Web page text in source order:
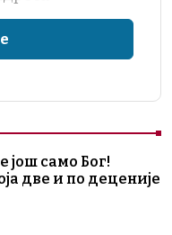
још само Бог!
две и по деценије